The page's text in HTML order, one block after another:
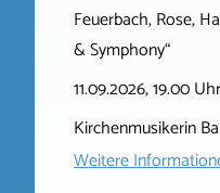
Feuerbach, Rose,
& Symphony“
11.09.2026, 19.00
Kirchenmusikerin
Weitere